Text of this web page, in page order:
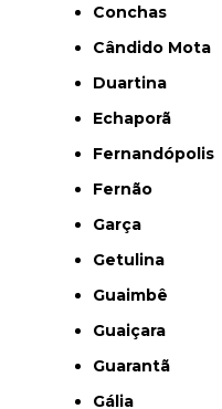
Conchas
Cândido Mota
Duartina
Echaporã
Fernandópolis
Fernão
Garça
Getulina
Guaimbê
Guaiçara
Guarantã
Gália